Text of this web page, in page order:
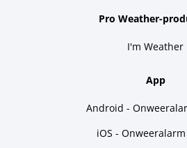
Pro Weather-
I'm Weather
App
Android -
iOS -